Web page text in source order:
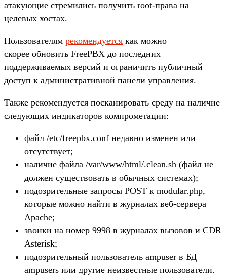
атакующие стремились получить root-права на
целевых хостах.
Пользователям рекомендуется как можно
скорее обновить FreePBX до последних
поддерживаемых версий и ограничить публичный
доступ к административной панели управления.
Также рекомендуется посканировать среду на наличие
следующих индикаторов компрометации:
файл /etc/freepbx.conf недавно изменен или
отсутствует;
наличие файла /var/www/html/.clean.sh (файл не
должен существовать в обычных системах);
подозрительные запросы POST к modular.php,
которые можно найти в журналах веб-сервера
Apache;
звонки на номер 9998 в журналах вызовов и CDR
Asterisk;
подозрительный пользователь ampuser в БД
ampusers или другие неизвестные пользователи.